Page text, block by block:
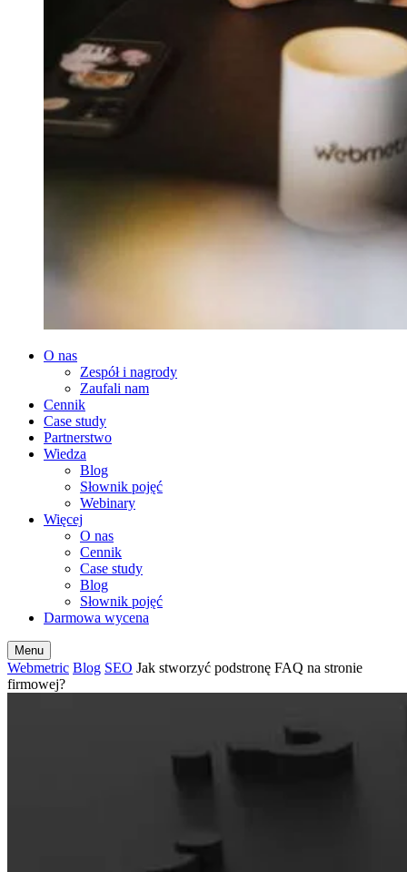
O nas
Zespół i nagrody
Zaufali nam
Cennik
Case study
Partnerstwo
Wiedza
Blog
Słownik pojęć
Webinary
Więcej
O nas
Cennik
Case study
Blog
Słownik pojęć
Darmowa wycena
Menu
Webmetric Blog SEO Jak stworzyć podstronę FAQ na stronie
firmowej?